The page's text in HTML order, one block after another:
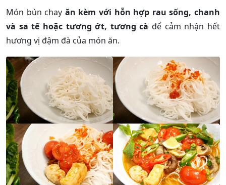
Món bún chay ăn kèm với hỗn hợp rau sống, chanh
và sa tế hoặc tương ớt, tương cà để cảm nhận hết
hương vị đậm đà của món ăn.